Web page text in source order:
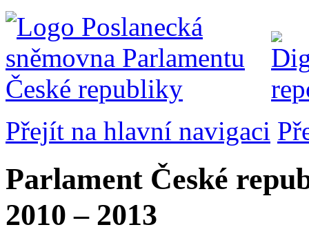
Přejít na hlavní navigaci
Parlament České
2010 – 2013